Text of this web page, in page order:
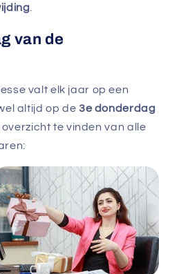
van de
valt elk jaar op een
altijd op de 3e donderdag
te vinden van alle